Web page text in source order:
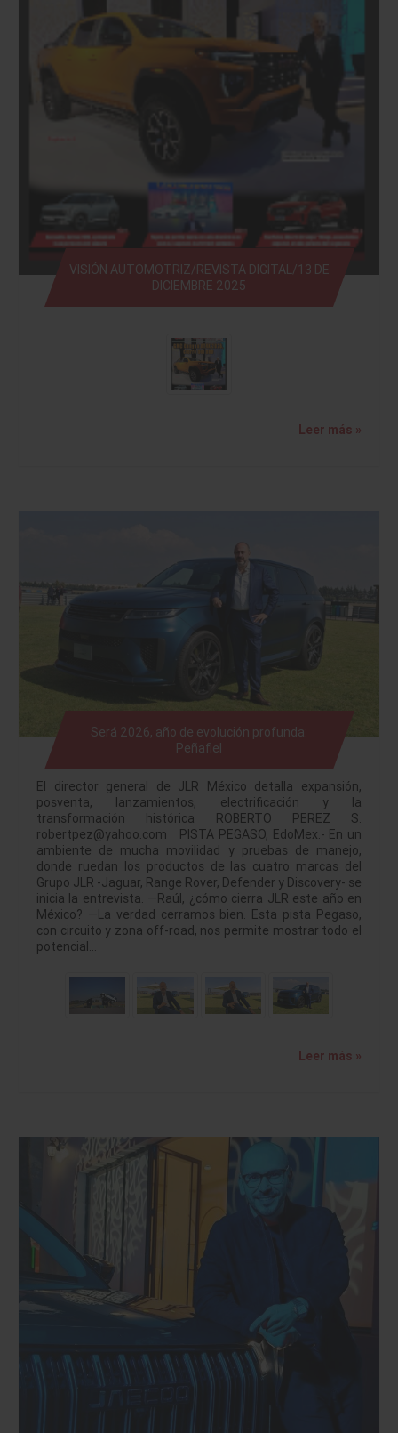
VISIÓN AUTOMOTRIZ/REVISTA DIGITAL/13 DE
DICIEMBRE 2025
Leer más »
Será 2026, año de evolución profunda:
Peñafiel
El director general de JLR México detalla expansión,
posventa, lanzamientos, electrificación y la
transformación histórica ROBERTO PEREZ S.
robertpez@yahoo.com PISTA PEGASO, EdoMex.- En un
ambiente de mucha movilidad y pruebas de manejo,
donde ruedan los productos de las cuatro marcas del
Grupo JLR -Jaguar, Range Rover, Defender y Discovery- se
inicia la entrevista. —Raúl, ¿cómo cierra JLR este año en
México? —La verdad cerramos bien. Esta pista Pegaso,
con circuito y zona off-road, nos permite mostrar todo el
potencial…
Leer más »